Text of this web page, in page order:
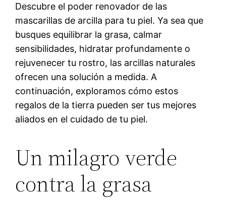
Descubre el poder renovador de las
mascarillas de arcilla para tu piel. Ya sea que
busques equilibrar la grasa, calmar
sensibilidades, hidratar profundamente o
rejuvenecer tu rostro, las arcillas naturales
ofrecen una solución a medida. A
continuación, exploramos cómo estos
regalos de la tierra pueden ser tus mejores
aliados en el cuidado de tu piel.
Un milagro verde
contra la grasa